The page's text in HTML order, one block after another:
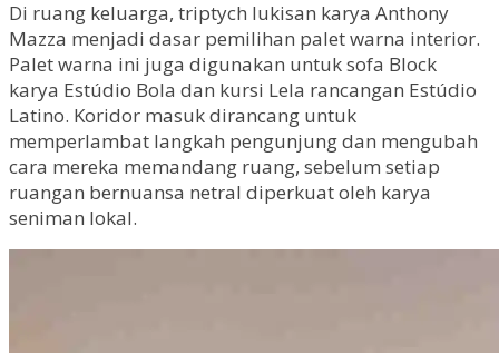
Di ruang keluarga, triptych lukisan karya Anthony
Mazza menjadi dasar pemilihan palet warna interior.
Palet warna ini juga digunakan untuk sofa Block
karya Estúdio Bola dan kursi Lela rancangan Estúdio
Latino. Koridor masuk dirancang untuk
memperlambat langkah pengunjung dan mengubah
cara mereka memandang ruang, sebelum setiap
ruangan bernuansa netral diperkuat oleh karya
seniman lokal.